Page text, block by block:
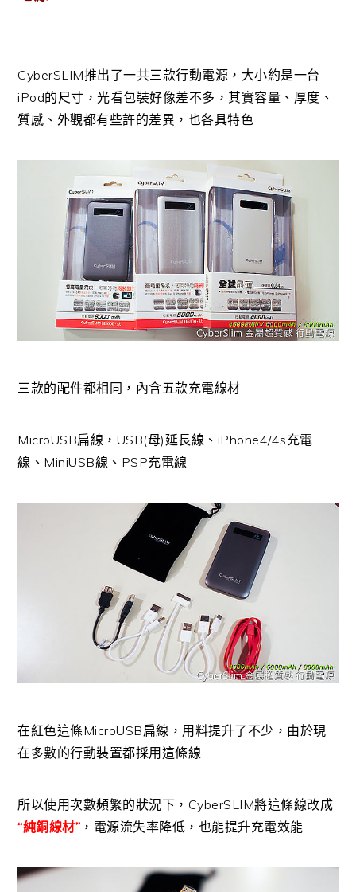
CyberSLIM推出了一共三款行動電源，大小約是一台
iPod的尺寸，光看包裝好像差不多，其實容量、厚度、
質感、外觀都有些許的差異，也各具特色
三款的配件都相同，內含五款充電線材
MicroUSB扁線，USB(母)延長線、iPhone4/4s充電
線、MiniUSB線、PSP充電線
在紅色這條MicroUSB扁線，用料提升了不少，由於現
在多數的行動裝置都採用這條線
所以使用次數頻繁的狀況下，CyberSLIM將這條線改成
“純銅線材” ，電源流失率降低，也能提升充電效能